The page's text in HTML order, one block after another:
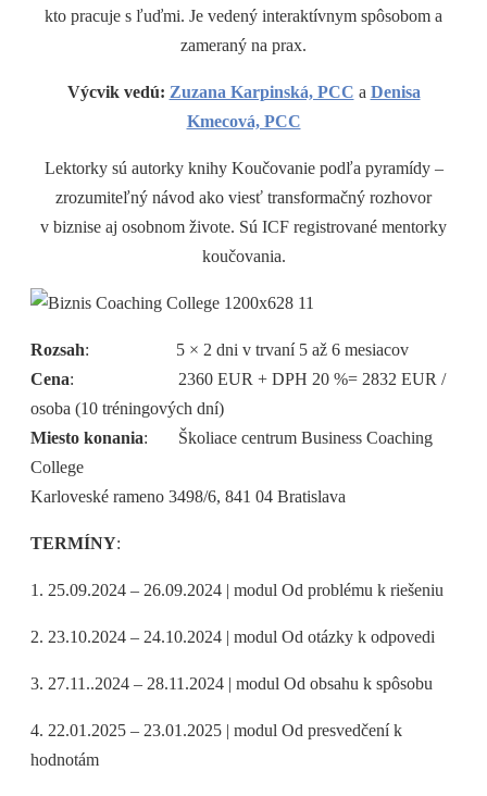
kto pracuje s ľuďmi. Je vedený interaktívnym spôsobom a
zameraný na prax.
Výcvik vedú: Zuzana Karpinská, PCC a Denisa
Kmecová, PCC
Lektorky sú autorky knihy Koučovanie podľa pyramídy –
zrozumiteľný návod ako viesť transformačný rozhovor
v biznise aj osobnom živote. Sú ICF registrované mentorky
koučovania.
Rozsah: 5 × 2 dni v trvaní 5 až 6 mesiacov
Cena: 2360 EUR + DPH 20 %= 2832 EUR /
osoba (10 tréningových dní)
Miesto konania: Školiace centrum Business Coaching
College
Karloveské rameno 3498/6, 841 04 Bratislava
TERMÍNY:
1. 25.09.2024 – 26.09.2024 | modul Od problému k riešeniu
2. 23.10.2024 – 24.10.2024 | modul Od otázky k odpovedi
3. 27.11..2024 – 28.11.2024 | modul Od obsahu k spôsobu
4. 22.01.2025 – 23.01.2025 | modul Od presvedčení k
hodnotám